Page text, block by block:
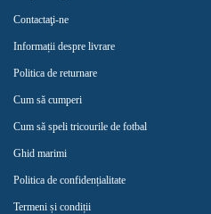
Contactaţi-ne
Informații despre livrare
Politica de returnare
Cum să cumperi
Cum să speli tricourile de fotbal
Ghid marimi
Politica de confidențialitate
Termeni și condiții